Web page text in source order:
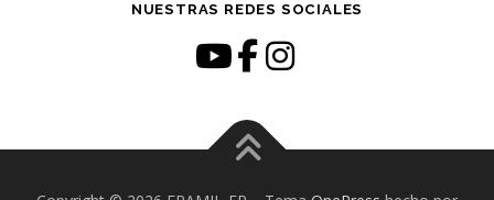
NUESTRAS REDES SOCIALES